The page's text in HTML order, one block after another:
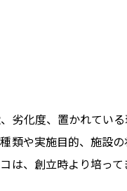
劣化度、置かれてい
類や実施目的、施設
は、創立時より培っ